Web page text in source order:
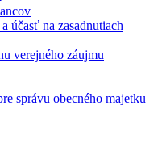
účasť na zasadnutiach
verejného záujmu
správu obecného majetku